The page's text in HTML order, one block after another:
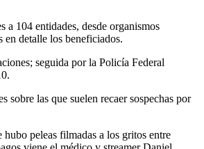
a 104 entidades, desde organismos
en detalle los beneficiados.
seguida por la Policía Federal
las que suelen recaer sospechas por
peleas filmadas a los gritos entre